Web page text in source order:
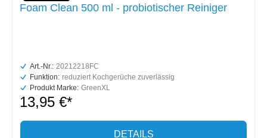
Foam Clean 500 ml - probiotischer Reiniger
Art.-Nr.: 20212218FC
Funktion: reduziert Kochgerüche zuverlässig
Produkt Marke: GreenXL
13,95 €*
DETAILS